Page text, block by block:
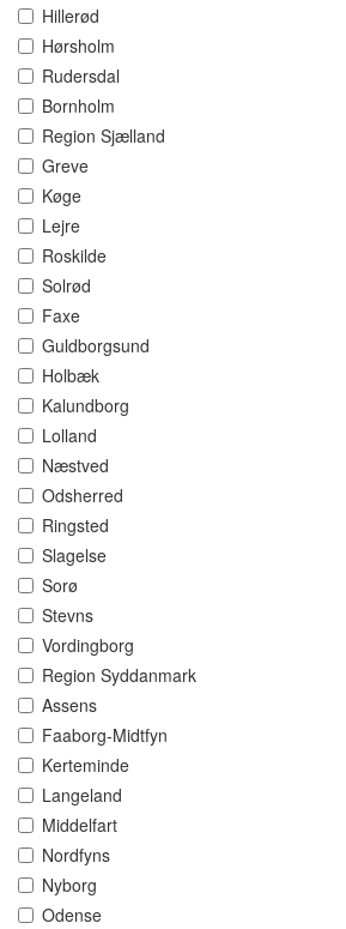
Hillerød
Hørsholm
Rudersdal
Bornholm
Region Sjælland
Greve
Køge
Lejre
Roskilde
Solrød
Faxe
Guldborgsund
Holbæk
Kalundborg
Lolland
Næstved
Odsherred
Ringsted
Slagelse
Sorø
Stevns
Vordingborg
Region Syddanmark
Assens
Faaborg-Midtfyn
Kerteminde
Langeland
Middelfart
Nordfyns
Nyborg
Odense